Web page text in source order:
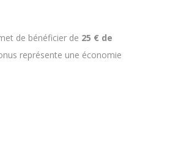
de bénéficier de 25 € de
représente une économie